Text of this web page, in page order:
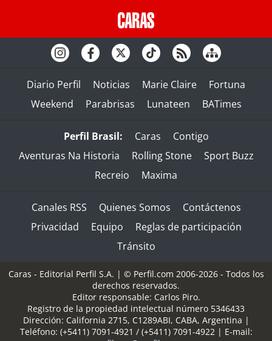
Diario Perfil Noticias Marie Claire
Fortuna
Weekend
Parabrisas Lunateen BATimes
Perfil Brasil: Caras
Contigo
Aventuras Na Historia
Rolling Stone
Sport Buzz
Recreio
Maxima
Canales RSS Quienes Somos
Contáctenos
Privacidad
Equipo
Reglas de participación
Tránsito
Caras - Editorial Perfil S.A. | © Perfil.com 2006-2026 - Todos los
derechos reservados.
Editor responsable: Carlos Piro.
Registro de la propiedad intelectual número 5346433
Dirección: California 2715, C1289ABI, CABA, Argentina |
Teléfono: (+5411) 7091-4921 / (+5411) 7091-4922| E-mail: